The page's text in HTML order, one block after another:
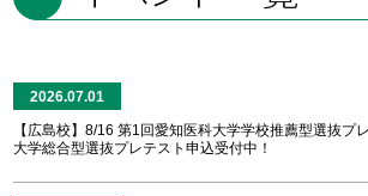
2026.07.01
【広島校】8/16 第1回愛知医科大学学校推薦型選抜プ
大学総合型選抜プレテスト申込受付中！